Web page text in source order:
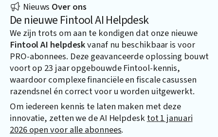
Nieuws Over ons
De nieuwe Fintool AI Helpdesk
We zijn trots om aan te kondigen dat onze nieuwe
Fintool AI helpdeskvanaf nu beschikbaar is voor
PRO-abonnees. Deze geavanceerde oplossing bouwt
voort op 23 jaar opgebouwde Fintool-kennis,
waardoor complexe financiële en fiscale casussen
razendsnel én correct voor u worden uitgewerkt.
Om iedereen kennis te laten maken met deze
innovatie, zetten we de AI Helpdesktot 1 januari
2026 open voor alle abonnees.